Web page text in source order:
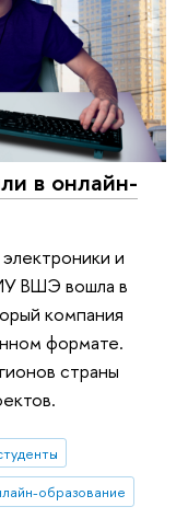
в онлайн-
и
ВШЭ вошла в
компания
формате.
страны
образование